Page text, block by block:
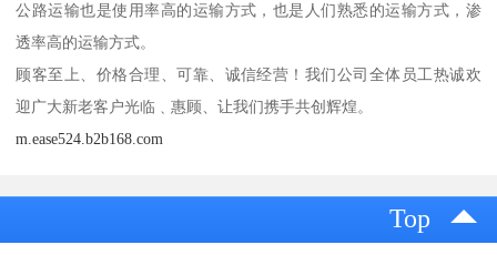
公路运输也是使用率高的运输方式，也是人们熟悉的运输方式，渗
透率高的运输方式。
顾客至上、价格合理、可靠、诚信经营！我们公司全体员工热诚欢
迎广大新老客户光临﹑惠顾、让我们携手共创辉煌。
m.ease524.b2b168.com
Top